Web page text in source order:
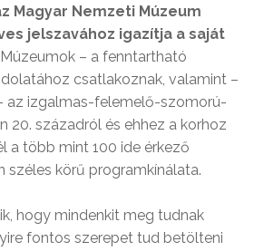
Magyar Nemzeti Múzeum
jelszavához igazítja a saját
Múzeumok – a fenntartható
csatlakoznak, valamint –
az izgalmas-felemelő-szomorú-
20. századról és ehhez a korhoz
a több mint 100 ide érkező
széles körű programkínálata.
hogy mindenkit meg tudnak
fontos szerepet tud betölteni